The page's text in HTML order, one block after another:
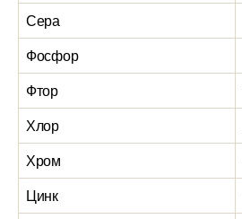
Сера
Фосфор
Фтор
Хлор
Хром
Цинк